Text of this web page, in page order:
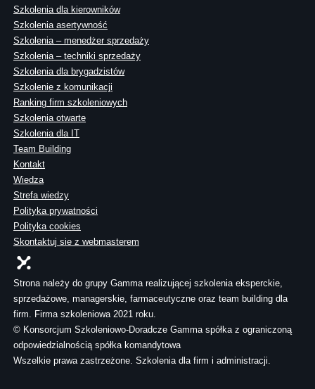
Szkolenia dla kierowników
Szkolenia asertywność
Szkolenia – menedżer sprzedaży
Szkolenia – techniki sprzedaży
Szkolenia dla brygadzistów
Szkolenie z komunikacji
Ranking firm szkoleniowych
Szkolenia otwarte
Szkolenia dla IT
Team Building
Kontakt
Wiedza
Strefa wiedzy
Polityka prywatności
Polityka cookies
Skontaktuj sie z webmasterem
Strona należy do grupy Gamma realizującej szkolenia eksperckie,
sprzedażowe, managerskie, farmaceutyczne oraz team building dla
firm. Firma szkoleniowa 2021 roku.
© Konsorcjum Szkoleniowo-Doradcze Gamma spółka z ograniczoną
odpowiedzialnością spółka komandytowa
Wszelkie prawa zastrzeżone. Szkolenia dla firm i administracji.